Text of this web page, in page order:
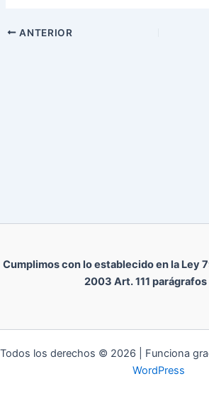
ANTERIOR
Cumplimos con lo establecido en la Ley
2003 Art. 111 parágrafos
Todos los derechos © 2026 | Funciona
WordPress